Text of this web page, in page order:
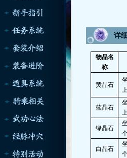
详
物品名
称
黄晶石
蓝晶石
绿晶石
白晶石